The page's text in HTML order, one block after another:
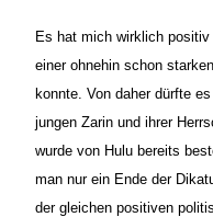
Es hat mich wirklich
einer ohnehin schon
konnte. Von daher dürfte
jungen Zarin und ihrer
wurde von Hulu bereits
man nur ein Ende der
der gleichen positiven